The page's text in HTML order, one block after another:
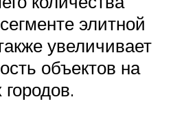
элитной
увеличивает
объектов на